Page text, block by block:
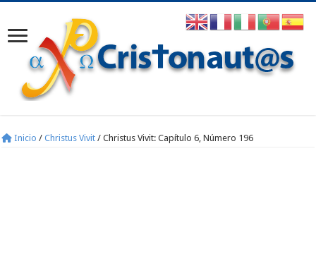
Inicio / Christus Vivit / Christus Vivit: Capítulo 6, Número 196